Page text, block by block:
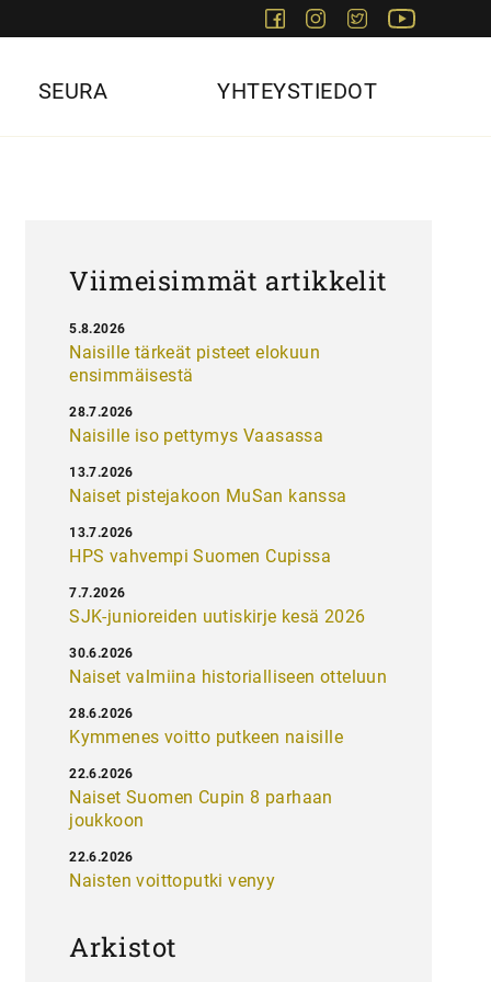
FacebookInstagram
Twitter
SEURA YHTEYSTIEDOT
Viimeisimmät artikkelit
Naisille tärkeät pisteet elokuun
ensimmäisestä
5.8.2026
Naisille iso pettymys Vaasassa
28.7.2026
Naiset pistejakoon MuSan kanssa
13.7.2026
HPS vahvempi Suomen Cupissa
13.7.2026
SJK-junioreiden uutiskirje kesä 2026
7.7.2026
Naiset valmiina historialliseen otteluun
30.6.2026
Kymmenes voitto putkeen naisille
28.6.2026
Naiset Suomen Cupin 8 parhaan
joukkoon
22.6.2026
Naisten voittoputki venyy
22.6.2026
Arkistot